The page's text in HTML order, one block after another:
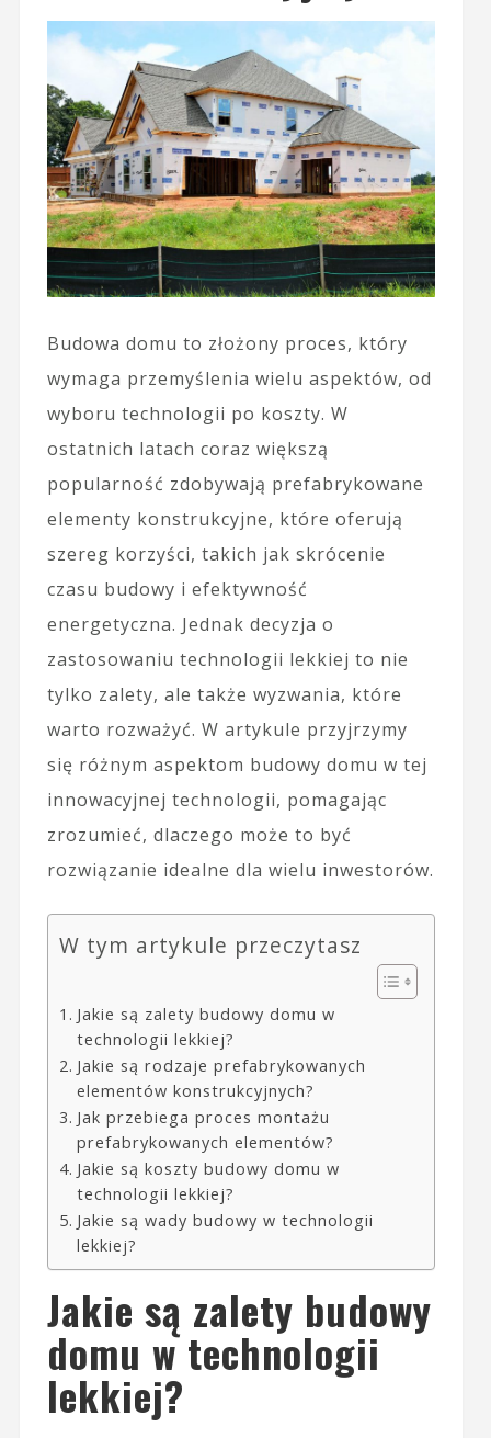
Budowa domu to złożony proces, który
wymaga przemyślenia wielu aspektów, od
wyboru technologii po koszty. W
ostatnich latach coraz większą
popularność zdobywają prefabrykowane
elementy konstrukcyjne, które oferują
szereg korzyści, takich jak skrócenie
czasu budowy i efektywność
energetyczna. Jednak decyzja o
zastosowaniu technologii lekkiej to nie
tylko zalety, ale także wyzwania, które
warto rozważyć. W artykule przyjrzymy
się różnym aspektom budowy domu w tej
innowacyjnej technologii, pomagając
zrozumieć, dlaczego może to być
rozwiązanie idealne dla wielu inwestorów.
W tym artykule przeczytasz
Jakie są zalety budowy domu w
technologii lekkiej?
Jakie są rodzaje prefabrykowanych
elementów konstrukcyjnych?
Jak przebiega proces montażu
prefabrykowanych elementów?
Jakie są koszty budowy domu w
technologii lekkiej?
Jakie są wady budowy w technologii
lekkiej?
Jakie są zalety budowy
domu w technologii
lekkiej?